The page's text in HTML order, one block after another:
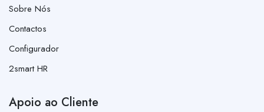
Sobre Nós
Contactos
Configurador
2smart HR
Apoio ao Cliente